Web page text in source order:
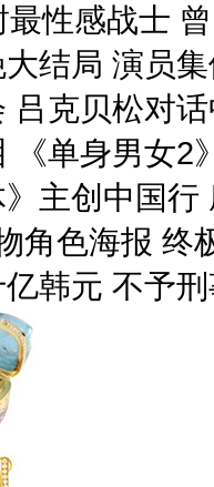
性感战士
大结局 演员
吕克贝松对
单身男女2
主创中国行
角色海报 终
韩元 不予